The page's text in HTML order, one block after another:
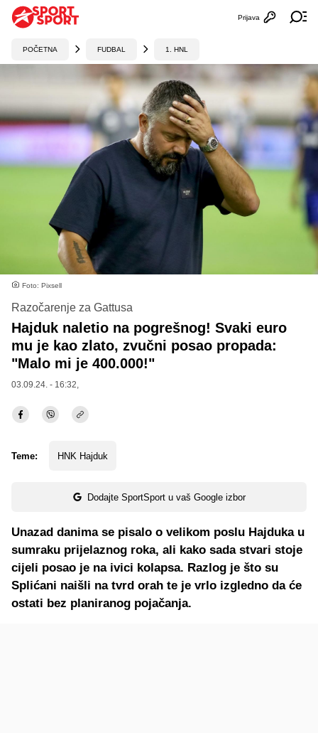
Otvori
Prijava
POČETNA FUDBAL 1. HNL
Foto: Pixsell
Razočarenje za Gattusa
Hajduk naletio na pogrešnog! Svaki euro
mu je kao zlato, zvučni posao propada:
"Malo mi je 400.000!"
03.09.24. - 16:32,
Teme: HNK Hajduk
Dodajte SportSport u vaš Google izbor
Unazad danima se pisalo o velikom poslu Hajduka u
sumraku prijelaznog roka, ali kako sada stvari stoje
cijeli posao je na ivici kolapsa. Razlog je što su
Splićani naišli na tvrd orah te je vrlo izgledno da će
ostati bez planiranog pojačanja.